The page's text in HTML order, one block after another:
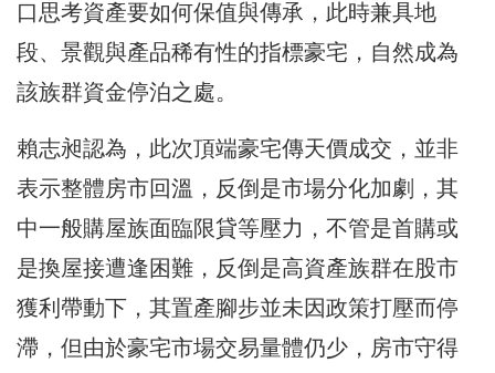
口思考資產要如何保值與傳承，此時兼具地
段、景觀與產品稀有性的指標豪宅，自然成為
該族群資金停泊之處。
賴志昶認為，此次頂端豪宅傳天價成交，並非
表示整體房市回溫，反倒是市場分化加劇，其
中一般購屋族面臨限貸等壓力，不管是首購或
是換屋接遭逢困難，反倒是高資產族群在股市
獲利帶動下，其置產腳步並未因政策打壓而停
滯，但由於豪宅市場交易量體仍少，房市守得